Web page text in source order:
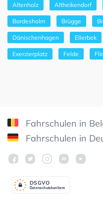
Altenholz Altheikendorf
Bordesholm Brügge
Dänischenhagen Ellerbek
Exerzierplatz Felde
Fahrschulen in
Fahrschulen in
Datenschutzkonform
DSGVO